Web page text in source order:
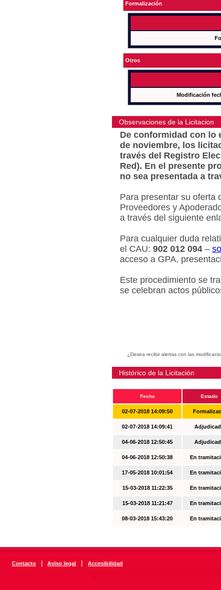
Formalización
Otros
Modificación
Observaciones de la Licitacion
De conformidad con lo
de noviembre, los
través del Registro
Red). En el presente
no sea presentada a
Para presentar su oferta
Proveedores y
a través del siguiente
Para cualquier duda
el CAU: 902 012 094 –
acceso a GPA,
Este procedimiento se
se celebran actos
¿Desea recibir alertas con las
Histórico de la Licitación
Fecha Estado
02-07-2018 14:09:50
02-07-2018 14:09:41
04-06-2018 12:50:45
04-06-2018 12:50:38 En
17-05-2018 10:01:54 En
15-03-2018 11:22:35 En
15-03-2018 11:21:47 En
08-03-2018 15:43:20 En
Contacto | Aviso legal | Accesibilidad